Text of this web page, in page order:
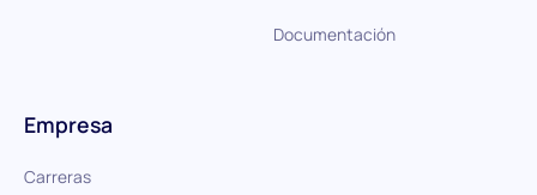
Documentación
Empresa
Carreras